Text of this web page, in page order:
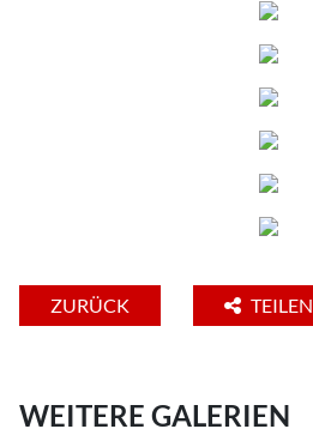
ZURÜCK TEILEN
WEITERE GALERIEN